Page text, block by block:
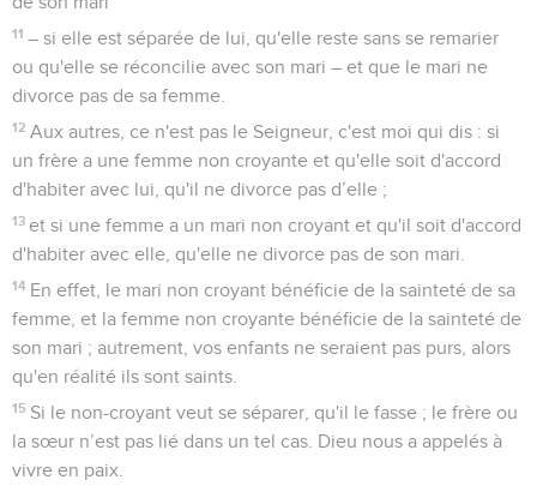
11 – si elle est séparée de lui, qu'elle reste sans se remarier
ou qu'elle se réconcilie avec son mari – et que le mari ne
divorce pas de sa femme.
12 Aux autres, ce n'est pas le Seigneur, c'est moi qui dis : si
un frère a une femme non croyante et qu'elle soit d'accord
d'habiter avec lui, qu'il ne divorce pas d’elle ;
13 et si une femme a un mari non croyant et qu'il soit d'accord
d'habiter avec elle, qu'elle ne divorce pas de son mari.
14 En effet, le mari non croyant bénéficie de la sainteté de sa
femme, et la femme non croyante bénéficie de la sainteté de
son mari ; autrement, vos enfants ne seraient pas purs, alors
qu'en réalité ils sont saints.
15 Si le non-croyant veut se séparer, qu'il le fasse ; le frère ou
la sœur n’est pas lié dans un tel cas. Dieu nous a appelés à
vivre en paix.